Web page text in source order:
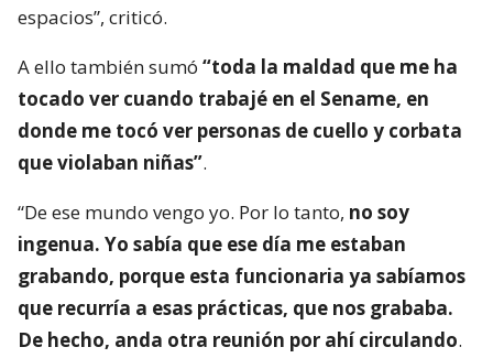
espacios”, criticó.
A ello también sumó “toda la maldad que me ha
tocado ver cuando trabajé en el Sename, en
donde me tocó ver personas de cuello y corbata
que violaban niñas”.
“De ese mundo vengo yo. Por lo tanto, no soy
ingenua. Yo sabía que ese día me estaban
grabando, porque esta funcionaria ya sabíamos
que recurría a esas prácticas, que nos grababa.
De hecho, anda otra reunión por ahí circulando.